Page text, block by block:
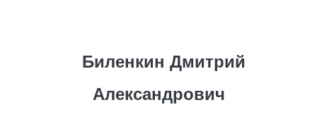
Биленкин Дмитрий
Александрович